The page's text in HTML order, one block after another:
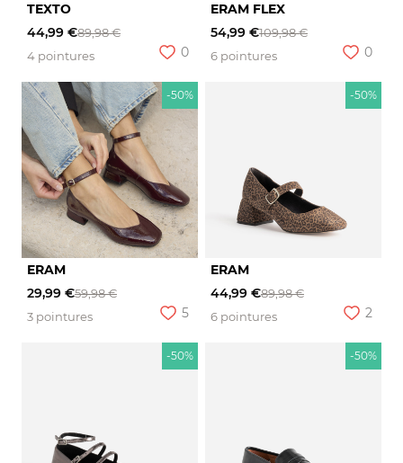
TEXTO
44,99 €89,98 €
4 pointures
0
ERAM FLEX
54,99 €109,98 €
6 pointures
0
-50%
ERAM
29,99 €59,98 €
3 pointures
5
-50%
ERAM
44,99 €89,98 €
6 pointures
2
-50% -50%